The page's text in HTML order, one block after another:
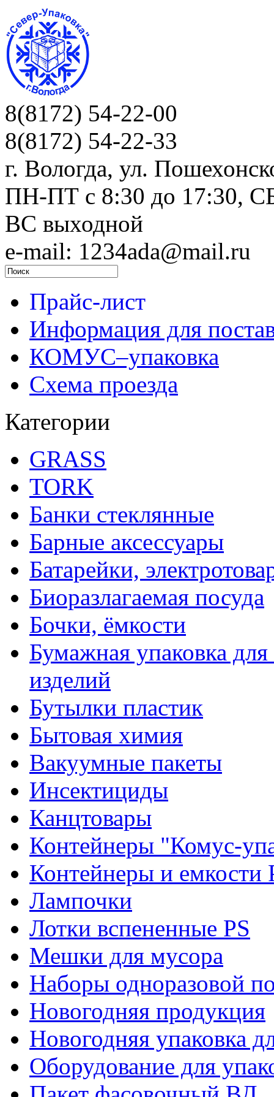
8(8172) 54-22-00
8(8172) 54-22-33
г. Вологда, ул.
ПН-ПТ c 8:30 до 17:30,
ВС выходной
e-mail: 1234ada@mail.ru
Прайс-лист
Информация для
КОМУС–упаковка
Схема проезда
Категории
GRASS
TORK
Банки стеклянные
Барные аксессуары
Батарейки,
Биоразлагаемая посуда
Бочки, ёмкости
Бумажная упаковка
изделий
Бутылки пластик
Бытовая химия
Вакуумные пакеты
Инсектициды
Канцтовары
Контейнеры "Комус-
Контейнеры и емкости
Лампочки
Лотки вспененные PS
Мешки для мусора
Наборы одноразовой
Новогодняя продукция
Новогодняя упаковка
Оборудование для